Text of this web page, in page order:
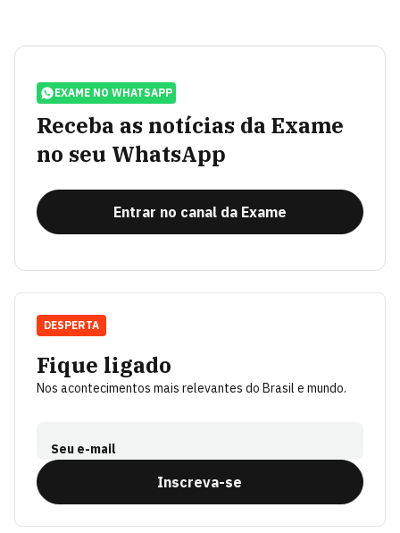
EXAME NO WHATSAPP
Receba as notícias da Exame
no seu WhatsApp
Entrar no canal da Exame
Fique ligado
Nos acontecimentos mais relevantes do Brasil e mundo.
Seu e-mail
Inscreva-se
DESPERTA